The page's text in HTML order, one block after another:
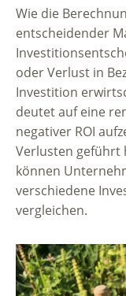
Wie die
entscheidender
oder Verlust in
Investition
deutet auf eine
negativer ROI
Verlusten geführt
können
verschiedene
vergleichen.